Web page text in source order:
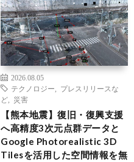
2026.08.05
テクノロジー
プレスリリースな
ど
災害
【熊本地震】復旧・復興支援
へ高精度3次元点群データと
Google Photorealistic 3D
Tilesを活用した空間情報を無